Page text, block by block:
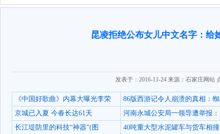
昆凌拒绝公布女儿中文名字：给
发表于：2016-11-24 来源：石家庄网站
《中国好歌曲》内幕大曝光李荣
86版西游记令人崩溃的真相：蜘
京城已入夏 今春长达61天
河南永城公安局一领导遭举报：
长江堤防里的科技“神器”(图
40吨重大型水泥罐车与货车相撞